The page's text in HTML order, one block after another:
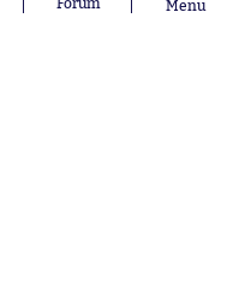
Forum Menu